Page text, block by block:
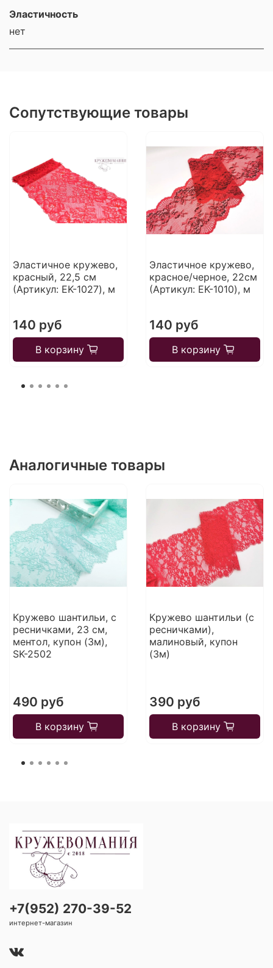
Эластичность
нет
Сопутствующие товары
Эластичное кружево,
красный, 22,5 см
(Артикул: EK-1027), м
140 руб
В корзину
Эластичное кружево,
красное/черное, 22см
(Артикул: EK-1010), м
140 руб
В корзину
Аналогичные товары
Кружево шантильи, с
ресничками, 23 см,
ментол, купон (3м),
SK-2502
490 руб
В корзину
Кружево шантильи (с
ресничками),
малиновый, купон
(3м)
390 руб
В корзину
+7(952) 270-39-52
интернет-магазин